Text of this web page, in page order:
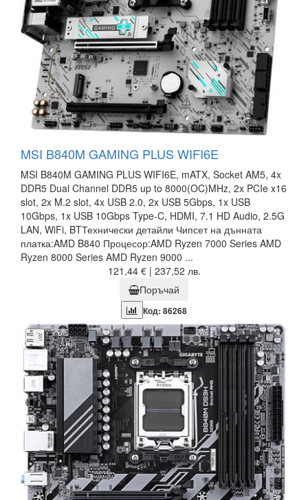
MSI B840M GAMING PLUS WIFI6E
MSI B840M GAMING PLUS WIFI6E, mATX, Socket AM5, 4x
DDR5 Dual Channel DDR5 up to 8000(OC)MHz, 2x PCIe x16
slot, 2x M.2 slot, 4x USB 2.0, 2x USB 5Gbps, 1x USB
10Gbps, 1x USB 10Gbps Type-C, HDMI, 7.1 HD Audio, 2.5G
LAN, WiFi, BTТехнически детайли Чипсет на дънната
платка:AMD B840 Процесор:AMD Ryzen 7000 Series AMD
Ryzen 8000 Series AMD Ryzen 9000 ...
121,44 € | 237,52 лв.
Поръчай
Код: 86268